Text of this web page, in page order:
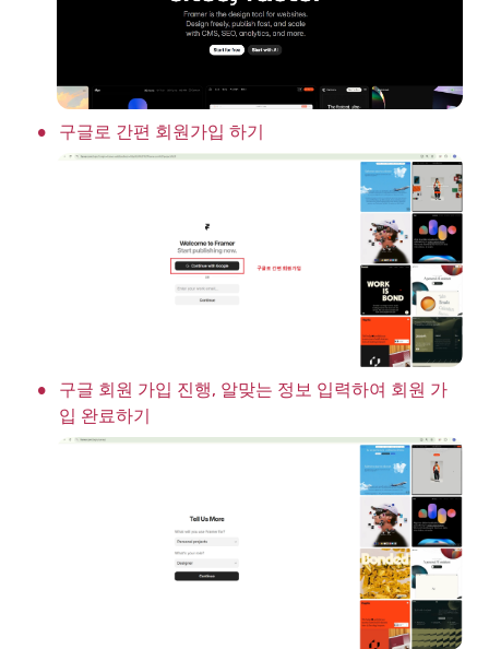
• 구글로 간편 회원가입 하기
•
구글 회원 가입 진행, 알맞는 정보 입력하여 회원 가
입 완료하기